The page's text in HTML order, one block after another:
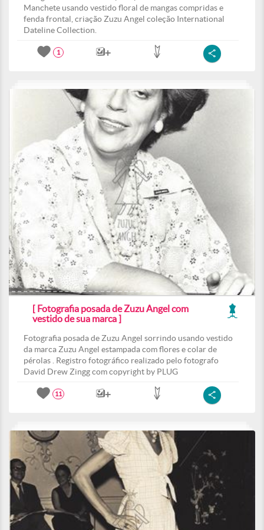
Manchete usando vestido floral de mangas compridas e
fenda frontal, criação Zuzu Angel coleção International
Dateline Collection.
1
[ Fotografia posada de Zuzu Angel com
vestido de sua marca ]
Fotografia posada de Zuzu Angel sorrindo usando vestido
da marca Zuzu Angel estampada com flores e colar de
pérolas . Registro fotográfico realizado pelo fotografo
David Drew Zingg com copyright by PLUG
11